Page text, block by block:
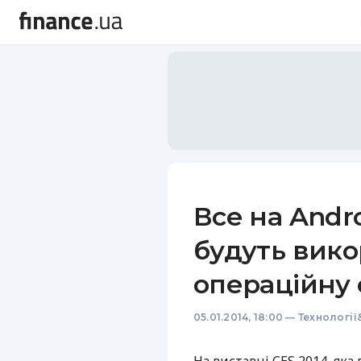
Все на
будуть
операційну
05.01.2014, 18:00 —